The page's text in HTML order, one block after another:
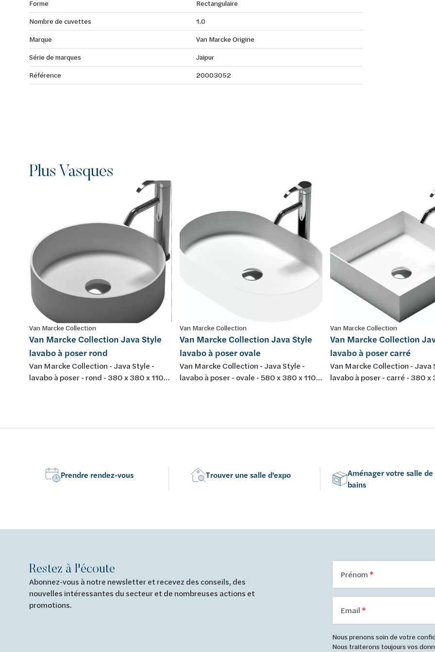
Forme
Rectangulaire
Nombre de cuvettes
1.0
Marque
Van Marcke Origine
Série de marques
Jaipur
Référence
20003052
Plus Vasques
Van Marcke Collection
Van Marcke Collection Java Style
lavabo à poser rond
Van Marcke Collection - Java Style -
lavabo à poser - rond - 380 x 380 x 110
Van Marcke Collection
Van Marcke Collection Java Style
lavabo à poser ovale
Van Marcke Collection - Java Style -
lavabo à poser - ovale - 580 x 380 x 110
Van Marcke Collection
Van Marcke Collection
lavabo à poser carré
Van Marcke Collection - Java
lavabo à poser - carré - 380 x
Prendre rendez-vous Trouver une salle d'expo
Aménager votre salle de
bains
Restez à l'écoute
Abonnez-vous à notre newsletter et recevez des conseils, des
nouvelles intéressantes du secteur et de nombreuses actions et
promotions.
Prénom
Email
Nous prenons soin de votre
Nous traiterons toujours vos